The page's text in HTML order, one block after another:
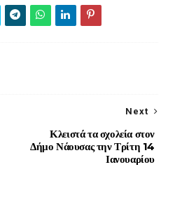
Next
Κλειστά τα σχολεία στον
Δήμο Νάουσας την Τρίτη 14
Ιανουαρίου